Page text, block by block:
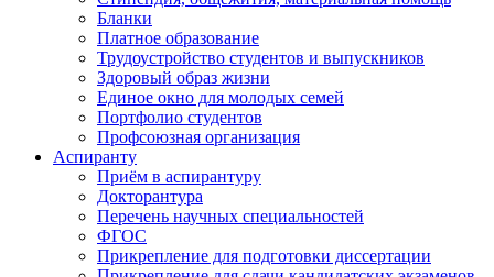
Бланки
Платное образование
Трудоустройство студентов и выпускников
Здоровый образ жизни
Единое окно для молодых семей
Портфолио студентов
Профсоюзная организация
Аспиранту
Приём в аспирантуру
Докторантура
Перечень научных специальностей
ФГОС
Прикрепление для подготовки диссертации